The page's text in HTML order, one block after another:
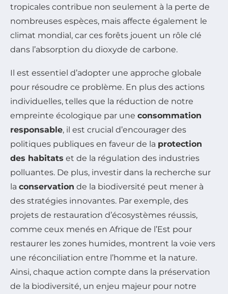
tropicales contribue non seulement à la perte de
nombreuses espèces, mais affecte également le
climat mondial, car ces forêts jouent un rôle clé
dans l’absorption du dioxyde de carbone.
Il est essentiel d’adopter une approche globale
pour résoudre ce problème. En plus des actions
individuelles, telles que la réduction de notre
empreinte écologique par une consommation
responsable, il est crucial d’encourager des
politiques publiques en faveur de la protection
des habitats et de la régulation des industries
polluantes. De plus, investir dans la recherche sur
la conservation de la biodiversité peut mener à
des stratégies innovantes. Par exemple, des
projets de restauration d’écosystèmes réussis,
comme ceux menés en Afrique de l’Est pour
restaurer les zones humides, montrent la voie vers
une réconciliation entre l’homme et la nature.
Ainsi, chaque action compte dans la préservation
de la biodiversité, un enjeu majeur pour notre